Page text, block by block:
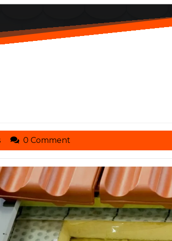
toituresmarcelseghers
0 Comment